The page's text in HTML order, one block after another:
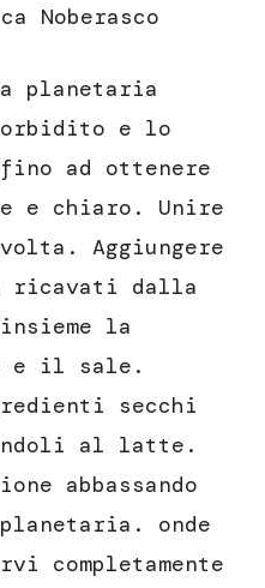
Noberasco
planetaria
e lo
fino ad ottenere
e chiaro. Unire
Aggiungere
ricavati dalla
la
il sale.
secchi
al latte.
abbassando
onde
completamente